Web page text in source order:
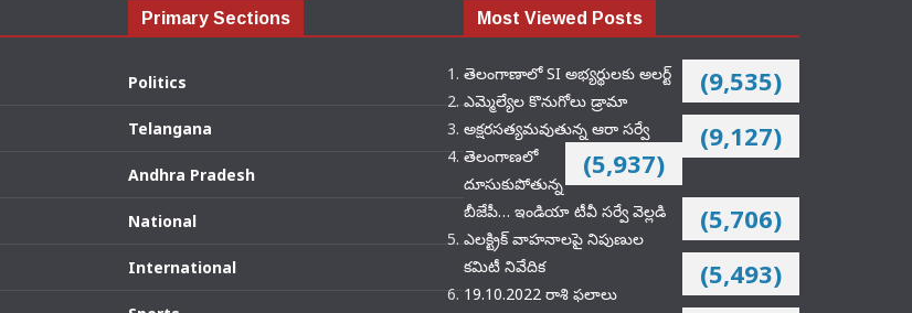
Primary Sections
Politics
Telangana
Andhra Pradesh
National
International
Most Viewed Posts
తెలంగాణాలో SI అభ్యర్థులకు అలర్ట్ (9,535)
ఎమ్మెల్యేల కొనుగోలు డ్రామా
(9,127)
అక్షరసత్యమవుతున్న ఆరా సర్వే
(5,937)
తెలంగాణలో
దూసుకుపోతున్న
బీజేపీ… ఇండియా టీవీ సర్వే వెల్లడి
(5,706)
ఎలక్ట్రిక్‌ వాహనాలపై నిపుణుల
కమిటీ నివేదిక
(5,493)
19.10.2022 రాశి ఫలాలు